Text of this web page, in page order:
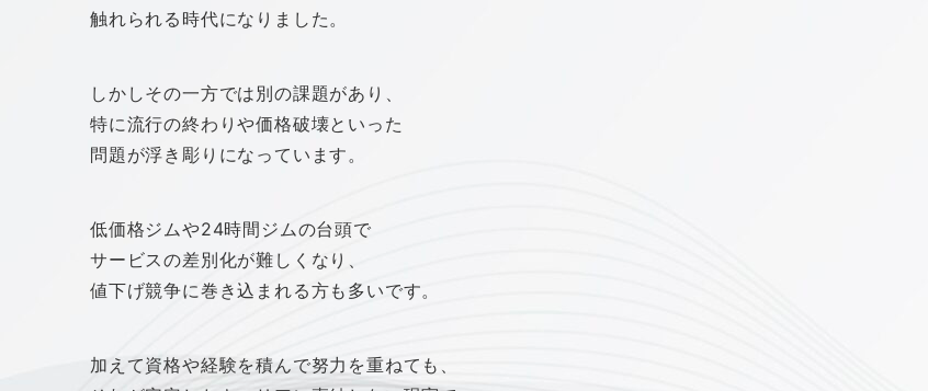
触れられる時代になりました。
しかしその一方では別の課題があり、
特に流行の終わりや価格破壊といった
問題が浮き彫りになっています。
低価格ジムや24時間ジムの台頭で
サービスの差別化が難しくなり、
値下げ競争に巻き込まれる方も多いです。
加えて資格や経験を積んで努力を重ねても、